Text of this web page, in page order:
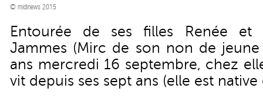
© midinews 2015
Entourée de ses filles Renée et
Jammes (Mirc de son non de
ans mercredi 16 septembre, chez
vit depuis ses sept ans (elle est